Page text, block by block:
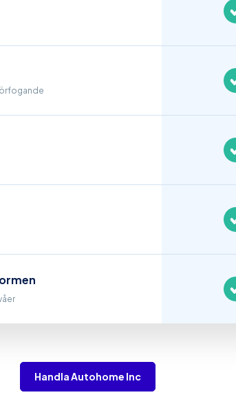
Handla Autohome Inc